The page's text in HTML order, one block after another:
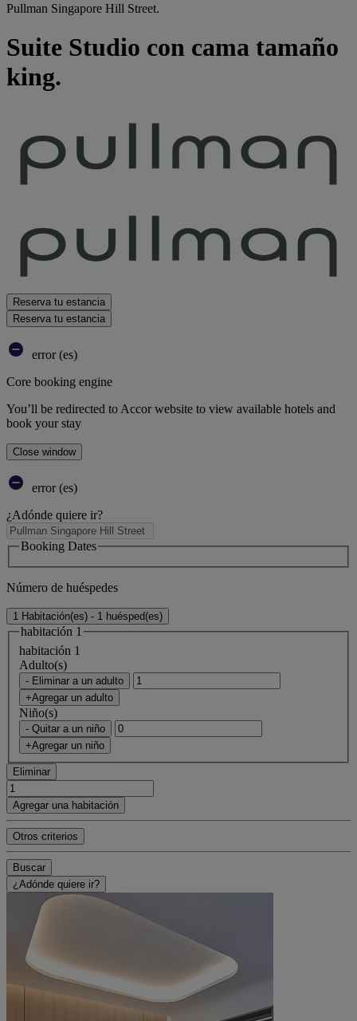
Pullman Singapore Hill Street.
Suite Studio con cama tamaño
king.
Reserva tu estancia
Reserva tu estancia
error (es)
Core booking engine
You’ll be redirected to Accor website to view available hotels and
book your stay
Close window
error (es)
¿Adónde quiere ir?
Booking Dates
Número de huéspedes
1 Habitación(es) - 1 huésped(es)
habitación 1
habitación 1
Adulto(s)
- Eliminar a un adulto
+Agregar un adulto
Niño(s)
- Quitar a un niño
+Agregar un niño
Eliminar
Agregar una habitación
Otros criterios
Buscar
¿Adónde quiere ir?